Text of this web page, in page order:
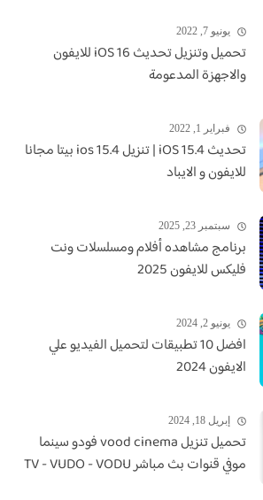
يونيو 7, 2022
تحميل وتنزيل تحديث iOS 16 للايفون
والاجهزة المدعومة
فبراير 1, 2022
تحديث iOS 15.4 | تنزيل ios 15.4 بيتا مجانا
للايفون و الايباد
سبتمبر 23, 2025
برنامج مشاهده أفلام ومسلسلات ونت
فليكس للايفون 2025
يونيو 2, 2024
افضل 10 تطبيقات لتحميل الفيديو علي
الايفون 2024
إبريل 18, 2024
تحميل تنزيل vood cinema فودو سينما
موفي قنوات بث مباشر TV - VUDO - VODU